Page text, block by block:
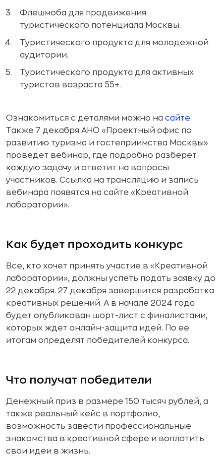
Флешмоба для продвижения
туристического потенциала Москвы.
Туристического продукта для молодежной
аудитории.
Туристического продукта для активных
туристов возраста 55+.
Ознакомиться с деталями можно на сайте.
Также 7 декабря АНО «Проектный офис по
развитию туризма и гостеприимства Москвы»
проведет вебинар, где подробно разберет
каждую задачу и ответит на вопросы
участников. Ссылка на трансляцию и запись
вебинара появятся на сайте «Креативной
лаборатории».
Как будет проходить конкурс
Все, кто хочет принять участие в «Креативной
лаборатории», должны успеть подать заявку до
22 декабря. 27 декабря завершится разработка
креативных решений. А в начале 2024 года
будет опубликован шорт-лист с финалистами,
которых ждет онлайн-защита идей. По ее
итогам определят победителей конкурса.
Что получат победители
Денежный приз в размере 150 тысяч рублей, а
также реальный кейс в портфолио,
возможность завести профессиональные
знакомства в креативной сфере и воплотить
свои идеи в жизнь.